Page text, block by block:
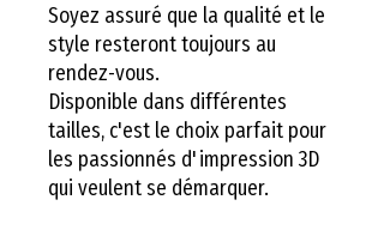
Soyez assuré que la qualité et le
style resteront toujours au
rendez-vous.
Disponible dans différentes
tailles, c'est le choix parfait pour
les passionnés d'impression 3D
qui veulent se démarquer.